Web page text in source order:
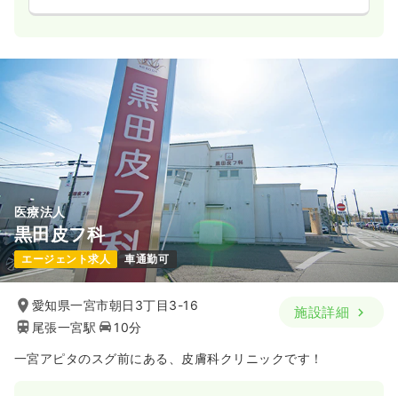
医療法人
黒田皮フ科
エージェント求人 車通勤可
愛知県一宮市朝日3丁目3-16
尾張一宮駅
10分
施設詳細
一宮アピタのスグ前にある、皮膚科クリニックです！